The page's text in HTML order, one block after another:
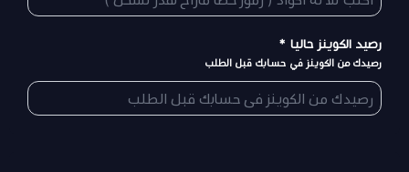
رصيد الكوينز حاليا *
رصيدك من الكوينز في حسابك قبل الطلب